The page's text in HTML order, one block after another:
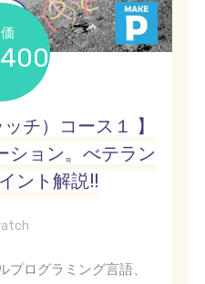
チ）コース１ 】
ション。べテラン
ント解説!!
プログラミング言語、